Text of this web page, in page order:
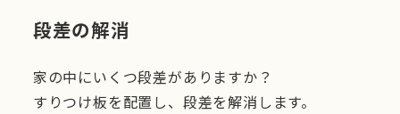
段差の解消
家の中にいくつ段差がありますか？
すりつけ板を配置し、段差を解消します。